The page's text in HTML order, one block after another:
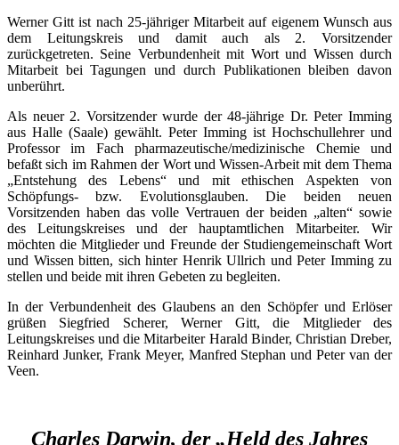
Werner Gitt ist nach 25-jähriger Mitarbeit auf eigenem Wunsch aus
dem Leitungskreis und damit auch als 2. Vorsitzender
zurückgetreten. Seine Verbundenheit mit Wort und Wissen durch
Mitarbeit bei Tagungen und durch Publikationen bleiben davon
unberührt.
Als neuer 2. Vorsitzender wurde der 48-jährige Dr. Peter Imming
aus Halle (Saale) gewählt. Peter Imming ist Hochschullehrer und
Professor im Fach pharmazeutische/medizinische Chemie und
befaßt sich im Rahmen der Wort und Wissen-Arbeit mit dem Thema
„Entstehung des Lebens“ und mit ethischen Aspekten von
Schöpfungs- bzw. Evolutionsglauben. Die beiden neuen
Vorsitzenden haben das volle Vertrauen der beiden „alten“ sowie
des Leitungskreises und der hauptamtlichen Mitarbeiter. Wir
möchten die Mitglieder und Freunde der Studiengemeinschaft Wort
und Wissen bitten, sich hinter Henrik Ullrich und Peter Imming zu
stellen und beide mit ihren Gebeten zu begleiten.
In der Verbundenheit des Glaubens an den Schöpfer und Erlöser
grüßen Siegfried Scherer, Werner Gitt, die Mitglieder des
Leitungskreises und die Mitarbeiter Harald Binder, Christian Dreber,
Reinhard Junker, Frank Meyer, Manfred Stephan und Peter van der
Veen.
Charles Darwin, der „Held des Jahres